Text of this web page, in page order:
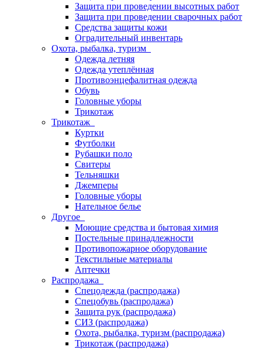
Защита при проведении высотных работ
Защита при проведении сварочных работ
Средства защиты кожи
Оградительный инвентарь
Охота, рыбалка, туризм
Одежда летняя
Одежда утеплённая
Противоэнцефалитная одежда
Обувь
Головные уборы
Трикотаж
Трикотаж
Куртки
Футболки
Рубашки поло
Свитеры
Тельняшки
Джемперы
Головные уборы
Нательное белье
Другое
Моющие средства и бытовая химия
Постельные принадлежности
Противопожарное оборудование
Текстильные материалы
Аптечки
Распродажа
Спецодежда (распродажа)
Спецобувь (распродажа)
Защита рук (распродажа)
СИЗ (распродажа)
Охота, рыбалка, туризм (распродажа)
Трикотаж (распродажа)